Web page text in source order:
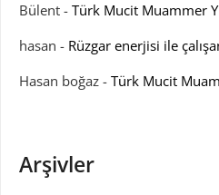
Bülent - Türk Mucit Muammer
hasan - Rüzgar enerjisi ile
Hasan boğaz - Türk Mucit
Arşivler